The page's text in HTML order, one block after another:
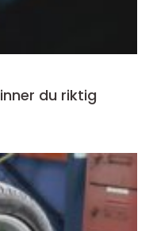
du riktig